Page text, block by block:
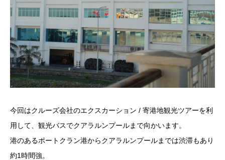
今回はクルーズ会社のエクスカーション / 寄港地観光ツアーを利
用して、観光バスでクアラルンプールまで向かいます。
港のあるポートクラン港からクアラルンプールまでは渋滞もあり
約1時間強。